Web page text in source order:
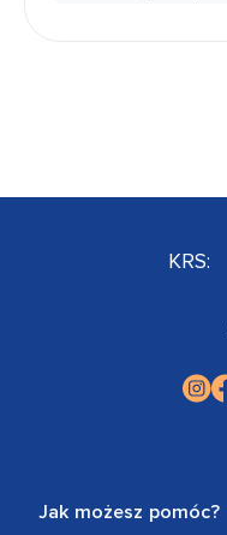
KRS:
Jak możesz pomóc?